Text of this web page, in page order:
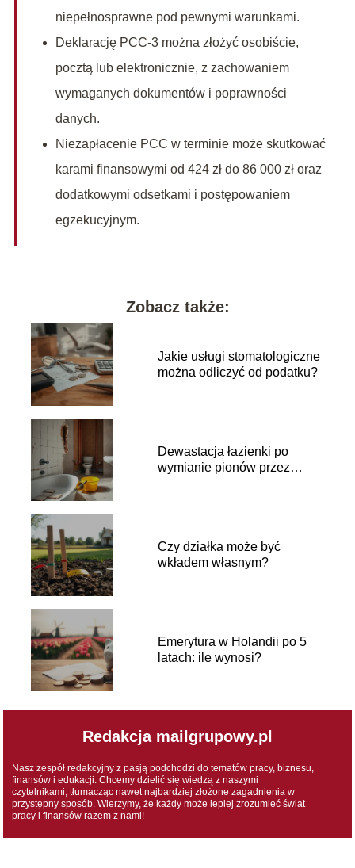
niepełnosprawne pod pewnymi warunkami.
Deklarację PCC-3 można złożyć osobiście,
pocztą lub elektronicznie, z zachowaniem
wymaganych dokumentów i poprawności
danych.
Niezapłacenie PCC w terminie może skutkować
karami finansowymi od 424 zł do 86 000 zł oraz
dodatkowymi odsetkami i postępowaniem
egzekucyjnym.
Zobacz także:
Jakie usługi stomatologiczne
można odliczyć od podatku?
Dewastacja łazienki po
wymianie pionów przez
Czy działka może być
wkładem własnym?
Emerytura w Holandii po 5
latach: ile wynosi?
Redakcja mailgrupowy.pl
Nasz zespół redakcyjny z pasją podchodzi do tematów pracy, biznesu,
finansów i edukacji. Chcemy dzielić się wiedzą z naszymi
czytelnikami, tłumacząc nawet najbardziej złożone zagadnienia w
przystępny sposób. Wierzymy, że każdy może lepiej zrozumieć świat
pracy i finansów razem z nami!